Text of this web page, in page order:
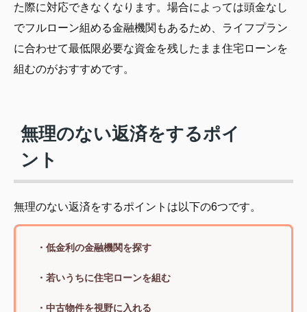
た際に対応できなくなります。場合によっては頭金なし
でフルローン組める金融機関もあるため、ライフプラン
に合わせて最低限必要な資金を残したまま住宅ローンを
組むのがおすすめです。
無理のない返済をするポイ
ント
無理のない返済をするポイントは以下の6つです。
・低金利の金融機関を探す
・若いうちに住宅ローンを組む
・中古物件を視野に入れる